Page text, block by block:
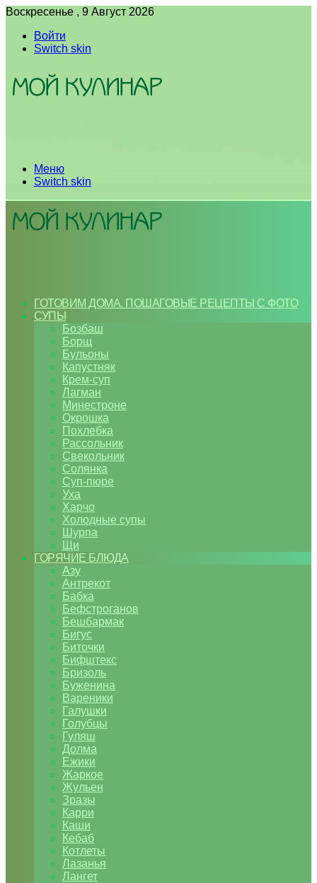
Воскресенье , 9 Август 2026
Войти
Switch skin
Меню
Switch skin
ГОТОВИМ ДОМА. ПОШАГОВЫЕ РЕЦЕПТЫ С ФОТО
СУПЫ
Бозбаш
Борщ
Бульоны
Капустняк
Крем-суп
Лагман
Минестроне
Окрошка
Похлебка
Рассольник
Свекольник
Солянка
Суп-пюре
Уха
Харчо
Холодные супы
Шурпа
Щи
ГОРЯЧИЕ БЛЮДА
Азу
Антрекот
Бабка
Бефстроганов
Бешбармак
Бигус
Биточки
Бифштекс
Бризоль
Буженина
Вареники
Галушки
Голубцы
Гуляш
Долма
Ежики
Жаркое
Жульен
Зразы
Карри
Каши
Кебаб
Котлеты
Лазанья
Лангет